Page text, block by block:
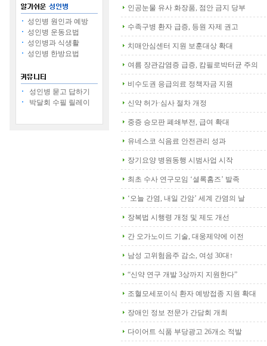
성인병 원인과 예방
성인병 운동요법
성인병과 식생활
성인병 한방요법
성인병 묻고 답하기
박달회 수필 릴레이
인공눈물 유사 화장품, 점안 금지 당부
수족구병 환자 급증, 등원 자제 권고
치매안심센터 지원 보훈대상 확대
여름 장관감염증 급증, 캄필로박터균 주의
비수도권 응급의료 정책자금 지원
신약 허가·심사 절차 개정
중증 승모판 폐쇄부전, 급여 확대
유네스코 식음료 안전관리 성과
장기요양 병원동행 시범사업 시작
최초 수사 연구모임 ‘셜록홈즈’ 발족
‘오늘 간염, 내일 간암’ 세계 간염의 날
장복법 시행령 개정 및 제도 개선
간 오가노이드 기술, 대웅제약에 이전
남성 고위험음주 감소, 여성 30대↑
“신약 연구 개발 3상까지 지원한다”
조혈모세포이식 환자 예방접종 지원 확대
장애인 정보 전문가 간담회 개최
다이어트 식품 부당광고 26개소 적발